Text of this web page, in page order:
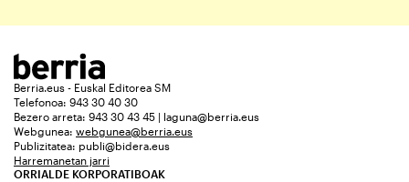
Berria.eus - Euskal Editorea SM
Telefonoa: 943 30 40 30
Bezero arreta: 943 30 43 45 | laguna@berria.eus
Webgunea: webgunea@berria.eus
Publizitatea: publi@bidera.eus
Harremanetan jarri
ORRIALDE KORPORATIBOAK